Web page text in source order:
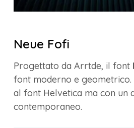
Neue Fofi
Progettato da Arrtde, il font
font moderno e
al font Helvetica ma con un
contemporaneo.